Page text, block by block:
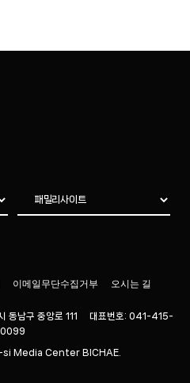
이메일무단수집거부 오시는 길
시 동남구 중앙로 111 대표번호: 041-415-
0099
Media Center BICHAE.